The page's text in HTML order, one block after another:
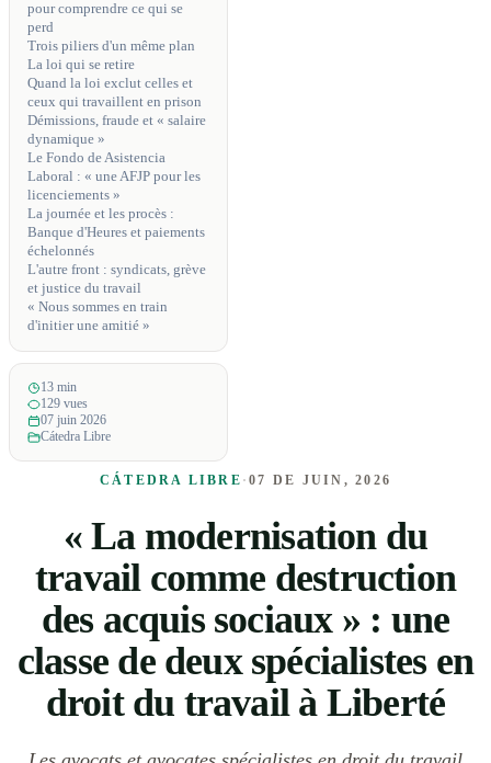
pour comprendre ce qui se
perd
Trois piliers d'un même plan
La loi qui se retire
Quand la loi exclut celles et
ceux qui travaillent en prison
Démissions, fraude et « salaire
dynamique »
Le Fondo de Asistencia
Laboral : « une AFJP pour les
licenciements »
La journée et les procès :
Banque d'Heures et paiements
échelonnés
L'autre front : syndicats, grève
et justice du travail
« Nous sommes en train
d'initier une amitié »
13 min
129 vues
07 juin 2026
Cátedra Libre
CÁTEDRA LIBRE ·07 DE JUIN, 2026
« La modernisation du
travail comme destruction
des acquis sociaux » : une
classe de deux spécialistes en
droit du travail à Liberté